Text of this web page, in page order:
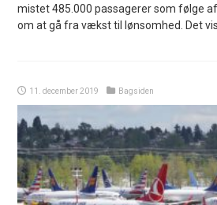
mistet 485.000 passagerer som følge
om at gå fra vækst til lønsomhed. Det
11. december 2019 Bagsiden